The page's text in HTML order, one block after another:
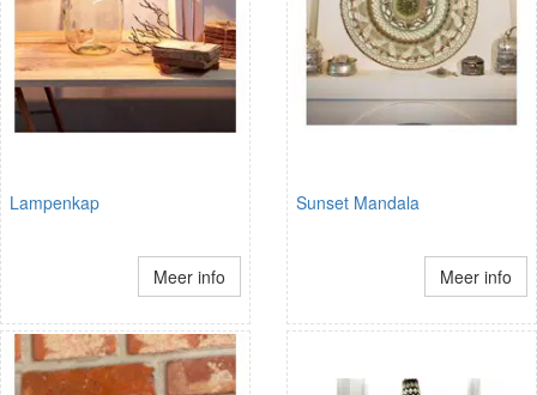
Lampenkap
Meer info
Sunset Mandala
Meer info